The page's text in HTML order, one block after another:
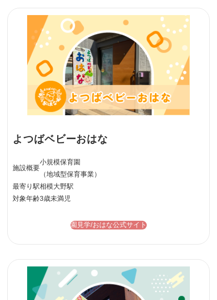
よつばベビーおはな
施設概要
小規模保育園
（地域型保育事業）
最寄り駅相模大野駅
対象年齢3歳未満児
園見学/おはな公式サイト